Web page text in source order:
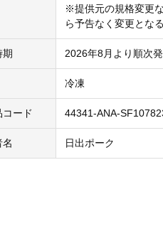
※提供元の規格変更
ら予告なく変更とな
期 2026年8月より順次
冷凍
ード 44341-ANA-
日出ポーク